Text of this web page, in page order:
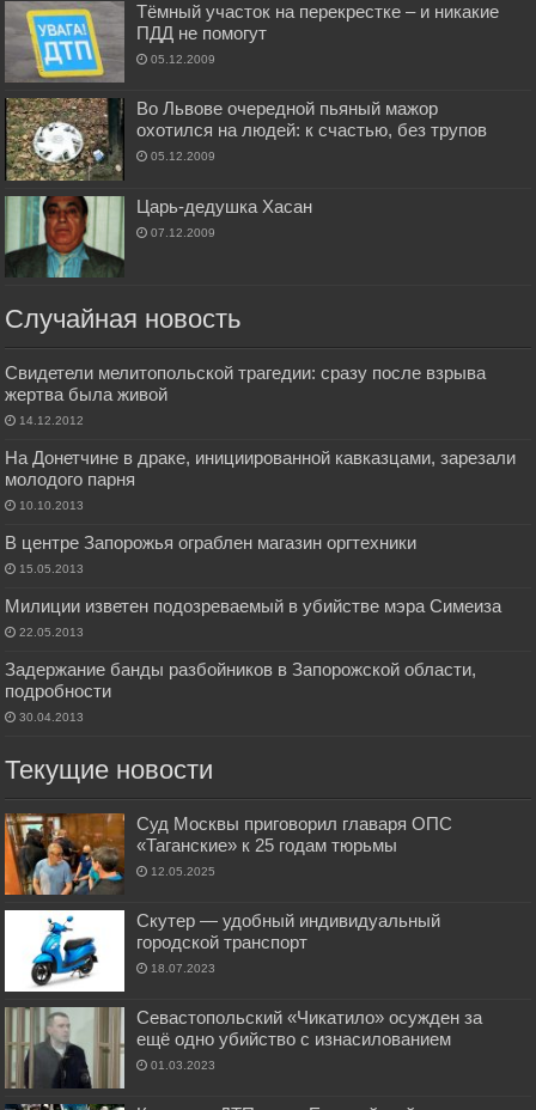
Тёмный участок на перекрестке – и никакие
ПДД не помогут
05.12.2009
Во Львове очередной пьяный мажор
охотился на людей: к счастью, без трупов
05.12.2009
Царь-дедушка Хасан
07.12.2009
Случайная новость
Свидетели мелитопольской трагедии: сразу после взрыва
жертва была живой
14.12.2012
На Донетчине в драке, инициированной кавказцами, зарезали
молодого парня
10.10.2013
В центре Запорожья ограблен магазин оргтехники
15.05.2013
Милиции изветен подозреваемый в убийстве мэра Симеиза
22.05.2013
Задержание банды разбойников в Запорожской области,
подробности
30.04.2013
Текущие новости
Суд Москвы приговорил главаря ОПС
«Таганские» к 25 годам тюрьмы
12.05.2025
Скутер — удобный индивидуальный
городской транспорт
18.07.2023
Севастопольский «Чикатило» осужден за
ещё одно убийство с изнасилованием
01.03.2023